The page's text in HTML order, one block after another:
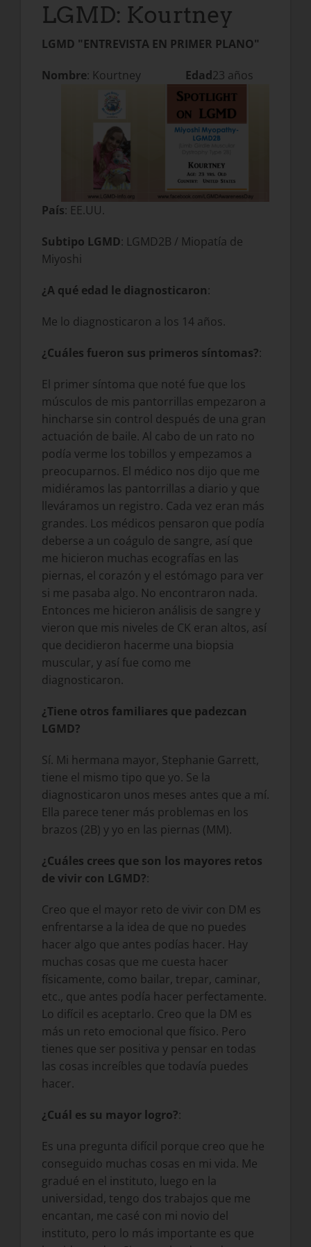
LGMD: Kourtney
LGMD "ENTREVISTA EN PRIMER PLANO"
Nombre: Kourtney Edad23 años
País: EE.UU.
Subtipo LGMD: LGMD2B / Miopatía de
Miyoshi
¿A qué edad le diagnosticaron:
Me lo diagnosticaron a los 14 años.
¿Cuáles fueron sus primeros síntomas?:
El primer síntoma que noté fue que los
músculos de mis pantorrillas empezaron a
hincharse sin control después de una gran
actuación de baile. Al cabo de un rato no
podía verme los tobillos y empezamos a
preocuparnos. El médico nos dijo que me
midiéramos las pantorrillas a diario y que
lleváramos un registro. Cada vez eran más
grandes. Los médicos pensaron que podía
deberse a un coágulo de sangre, así que
me hicieron muchas ecografías en las
piernas, el corazón y el estómago para ver
si me pasaba algo. No encontraron nada.
Entonces me hicieron análisis de sangre y
vieron que mis niveles de CK eran altos, así
que decidieron hacerme una biopsia
muscular, y así fue como me
diagnosticaron.
¿Tiene otros familiares que padezcan
LGMD?
Sí. Mi hermana mayor, Stephanie Garrett,
tiene el mismo tipo que yo. Se la
diagnosticaron unos meses antes que a mí.
Ella parece tener más problemas en los
brazos (2B) y yo en las piernas (MM).
¿Cuáles crees que son los mayores retos
de vivir con LGMD?:
Creo que el mayor reto de vivir con DM es
enfrentarse a la idea de que no puedes
hacer algo que antes podías hacer. Hay
muchas cosas que me cuesta hacer
físicamente, como bailar, trepar, caminar,
etc., que antes podía hacer perfectamente.
Lo difícil es aceptarlo. Creo que la DM es
más un reto emocional que físico. Pero
tienes que ser positiva y pensar en todas
las cosas increíbles que todavía puedes
hacer.
¿Cuál es su mayor logro?:
Es una pregunta difícil porque creo que he
conseguido muchas cosas en mi vida. Me
gradué en el instituto, luego en la
universidad, tengo dos trabajos que me
encantan, me casé con mi novio del
instituto, pero lo más importante es que